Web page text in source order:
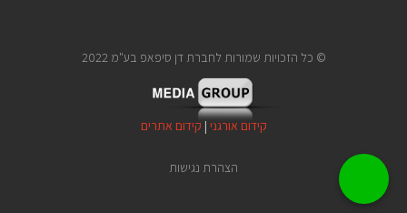
© כל הזכויות שמורות לחברת דן סיפאפ בע"מ 2022
קידום אורגני | קידום אתרים
הצהרת נגישות